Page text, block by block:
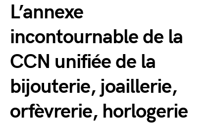
L’annexe
incontournable de la
CCN unifiée de la
bijouterie, joaillerie,
orfèvrerie, horlogerie